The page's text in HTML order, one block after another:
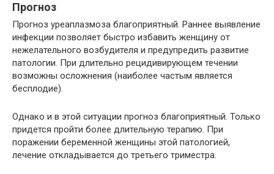
Прогноз
Прогноз уреаплазмоза благоприятный. Раннее выявление
инфекции позволяет быстро избавить женщину от
нежелательного возбудителя и предупредить развитие
патологии. При длительно рецидивирующем течении
возможны осложнения (наиболее частым является
бесплодие).
Однако и в этой ситуации прогноз благоприятный. Только
придется пройти более длительную терапию. При
поражении беременной женщины этой патологией,
лечение откладывается до третьего триместра.